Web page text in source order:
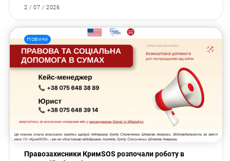
2 / 07 / 2026
Новини
Правозахисники КримSOS розпочали роботу в